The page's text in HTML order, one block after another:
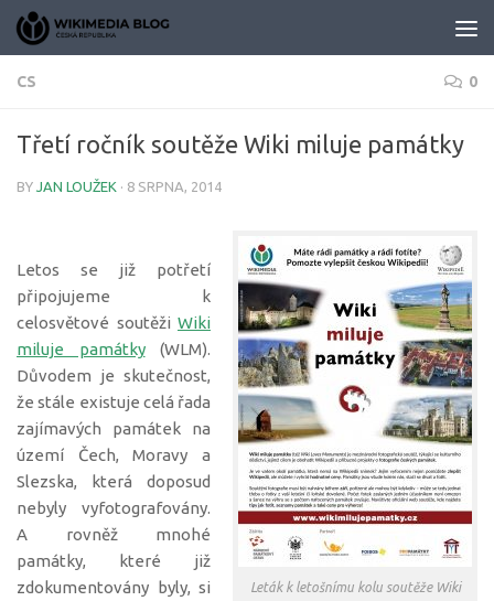
Skip to content
CS 0
Třetí ročník soutěže Wiki miluje památky
BY JAN LOUŽEK · 8 SRPNA, 2014
Leták k letošnímu kolu soutěže Wiki
Letos se již potřetí
připojujeme k
celosvětové soutěži Wiki
miluje památky(WLM).
Důvodem je skutečnost,
že stále existuje celá řada
zajímavých památek na
území Čech, Moravy a
Slezska, která doposud
nebyly vyfotografovány.
A rovněž mnohé
památky, které již
zdokumentovány byly, si